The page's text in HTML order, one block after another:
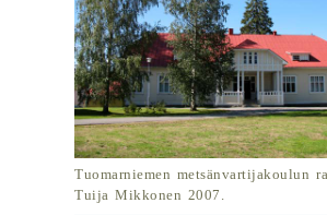
Tuomarniemen metsänvartijakoulun
Tuija Mikkonen 2007.